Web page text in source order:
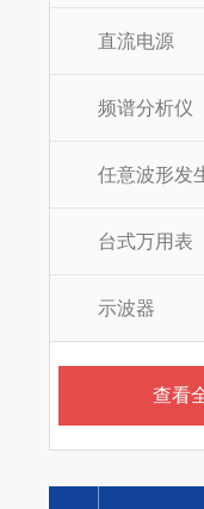
直流电源
频谱分析仪
任意波形发
台式万用表
示波器
查看